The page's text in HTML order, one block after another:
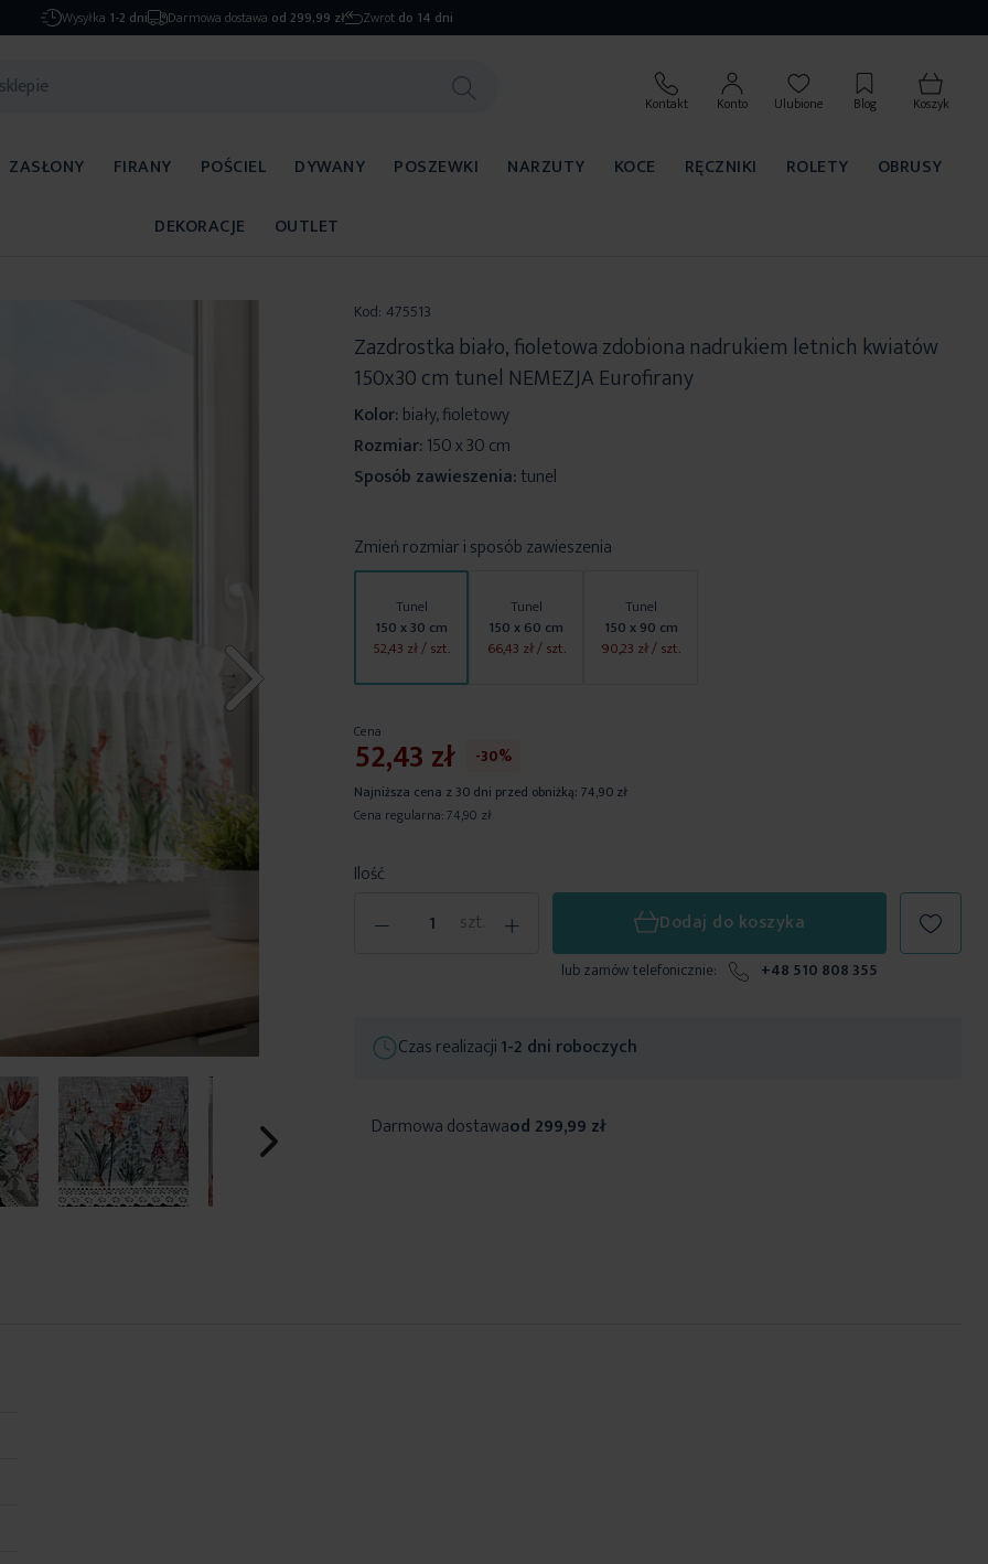
Wysyłka 1-2 dni Darmowa dostawa od 299,99 zł Zwrot do 14 dni
Kontakt Konto Ulubione Blog Koszyk
ZASŁONY FIRANY POŚCIEL DYWANY POSZEWKI NARZUTY KOCE RĘCZNIKI ROLETY
OBRUSY
DEKORACJE
OUTLET
Kod: 475513
Zazdrostka biało, fioletowa zdobiona nadrukiem letnich kwiatów
150x30 cm tunel NEMEZJA Eurofirany
Kolor:biały, fioletowy
Rozmiar:150 x 30 cm
Sposób zawieszenia:tunel
Zmień rozmiar i sposób zawieszenia
Tunel
150 x 30 cm
52,43 zł/ szt.
Tunel
150 x 60 cm
66,43 zł/ szt.
Tunel
150 x 90 cm
90,23 zł/ szt.
Ilość
- szt. +
Cena
52,43 zł -30%
Najniższa cena z 30 dni przed obniżką:74,90 zł
Cena regularna:74,90 zł
Dodaj do koszyka
lub zamów telefonicznie: +48 510 808 355
Czas realizacji1-2 dni roboczych
Darmowa dostawaod 299,99 zł